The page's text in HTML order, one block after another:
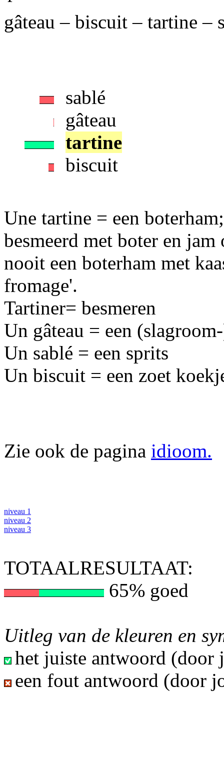
gâteau – biscuit – tartine –
sablé
gâteau
tartine
biscuit
Une tartine = een
besmeerd met boter en jam
nooit een boterham met
fromage'.
Tartiner= besmeren
Un gâteau = een
Un sablé = een sprits
Un biscuit = een zoet
Zie ook de pagina idioom.
niveau 1
niveau 2
niveau 3
TOTAALRESULTAAT:
65% goed
Uitleg van de kleuren en
het juiste antwoord (door
een fout antwoord (door